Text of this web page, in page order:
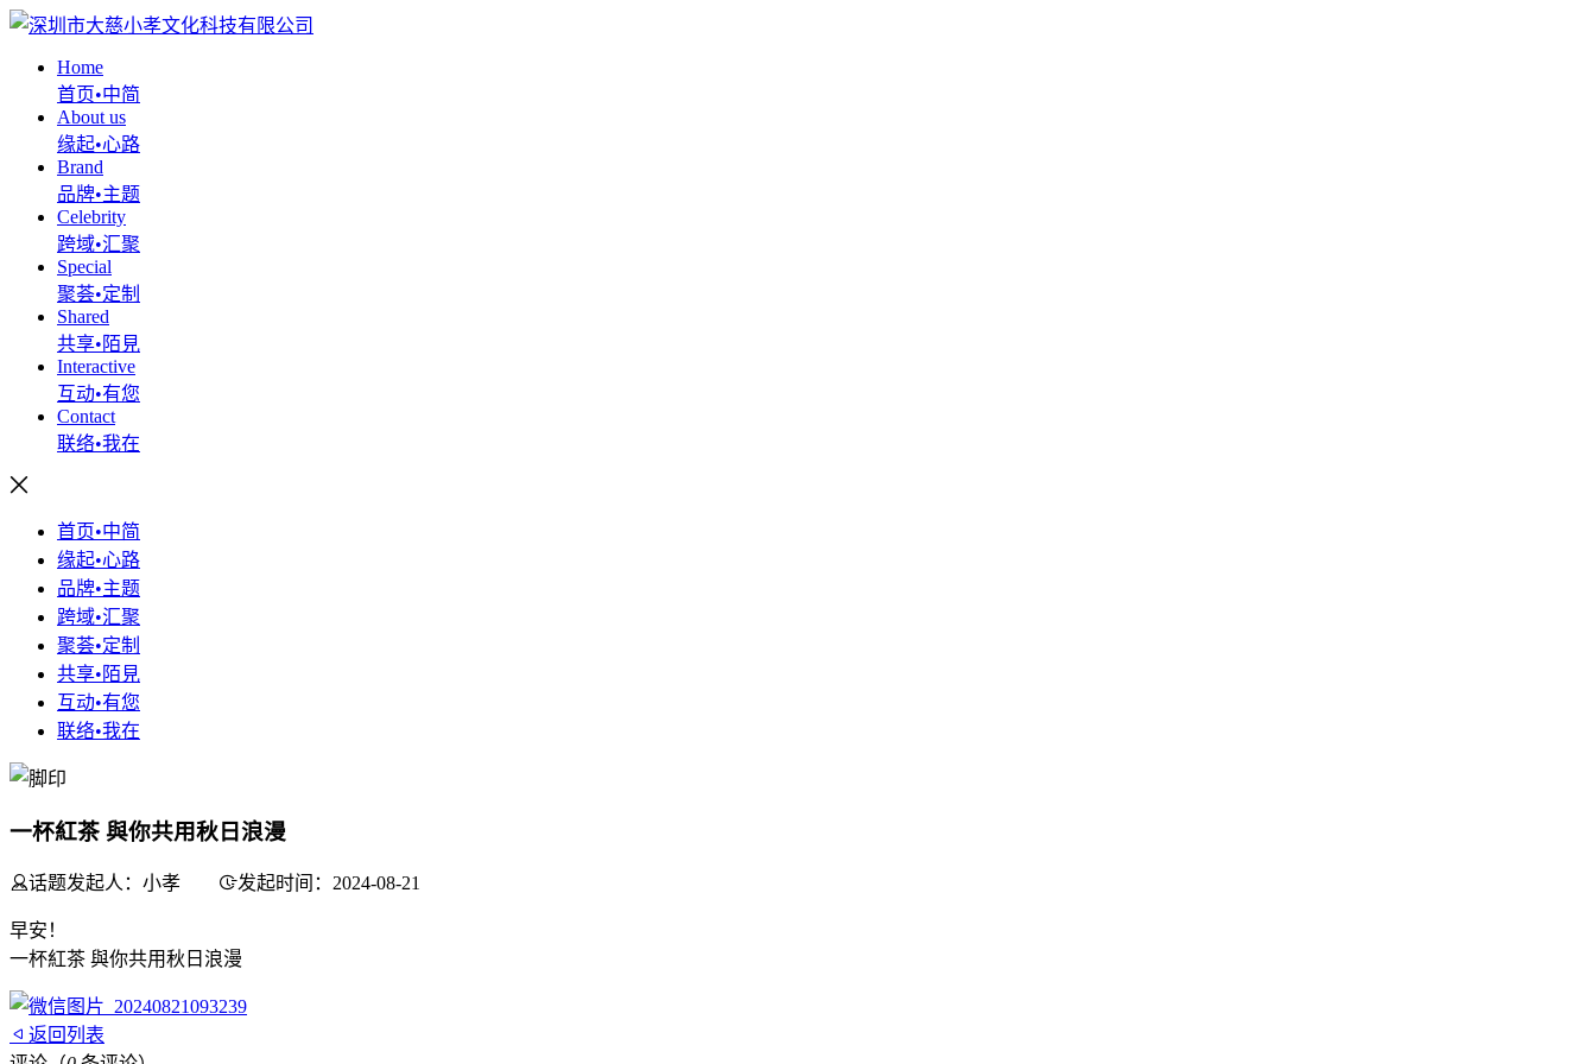
Home
首页•中简
About us
缘起•心路
Brand
品牌•主题
Celebrity
跨域•汇聚
Special
聚荟•定制
Shared
共享•陌見
Interactive
互动•有您
Contact
联络•我在
首页•中简
缘起•心路
品牌•主题
跨域•汇聚
聚荟•定制
共享•陌見
互动•有您
联络•我在
一杯紅茶 與你共用秋日浪漫
话题发起人：小孝 发起时间：2024-08-21
早安！
一杯紅茶 與你共用秋日浪漫
返回列表